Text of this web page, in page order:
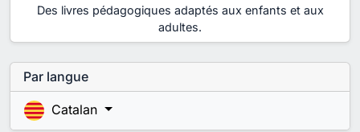
Des livres pédagogiques adaptés aux enfants et aux
adultes.
Par langue
Catalan